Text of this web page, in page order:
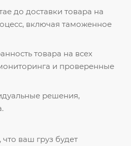
до доставки товара на
включая таможенное
товара на всех
и проверенные
решения,
ваш груз будет